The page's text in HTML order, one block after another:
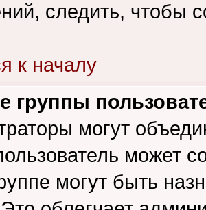
следить, чтобы
к началу
группы
могут
может
могут быть